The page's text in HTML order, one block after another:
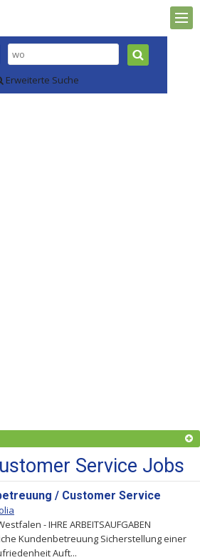
Erweiterte Suche
Service Jobs
/ Customer Service
- IHRE ARBEITSAUFGABEN
Kundenbetreuung Sicherstellung einer
Auft...